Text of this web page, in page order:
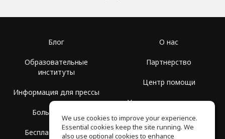
Блог
Образовательные
институты
Информация для прессы
Больше Групп
Бесплатная школа
О нас
Партнерство
Центр помощи
Условия использования
Политика
конфиденциальности
We use cookies to improve your experience.
Essential cookies keep the site running. We
also use optional cookies to enhance